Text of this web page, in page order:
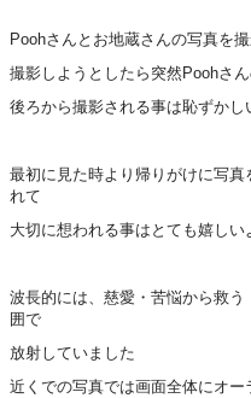
Poohさんとお地蔵さんの写真を
撮影しようとしたら突然Poohさ
後ろから撮影される事は恥ずかし
最初に見た時より帰りがけに写
れて
大切に想われる事はとても嬉しい
波長的には、慈愛・苦悩から救
囲で
放射していました
近くでの写真では画面全体にオ